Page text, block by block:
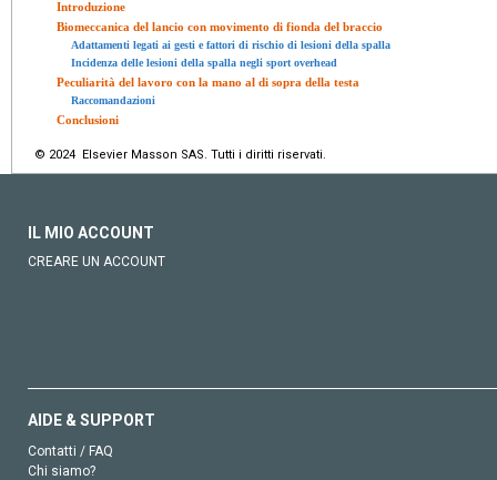
Introduzione
Biomeccanica del lancio con movimento di fionda del braccio
Adattamenti legati ai gesti e fattori di rischio di lesioni della spalla
Incidenza delle lesioni della spalla negli sport overhead
Peculiarità del lavoro con la mano al di sopra della testa
Raccomandazioni
Conclusioni
© 2024 Elsevier Masson SAS. Tutti i diritti riservati.
IL MIO ACCOUNT
CREARE UN ACCOUNT
AIDE & SUPPORT
Contatti / FAQ
Chi siamo?